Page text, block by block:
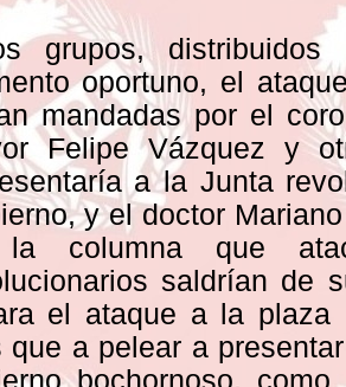
grupos, distribuidos
oportuno, el
mandadas por el
Felipe Vázquez y
a la Junta
y el doctor
columna que
saldrían de
el ataque a la
que a pelear a
bochornoso,